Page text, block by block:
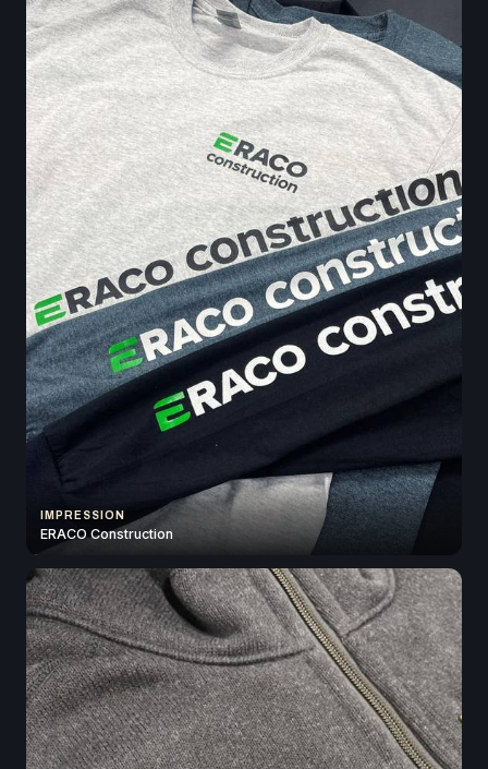
IMPRESSION
ERACO Construction